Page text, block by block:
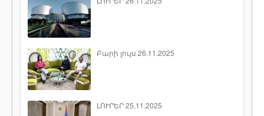
Բարի լույս 26.11.2025
ԼՈՒՐԵՐ 25.11.2025